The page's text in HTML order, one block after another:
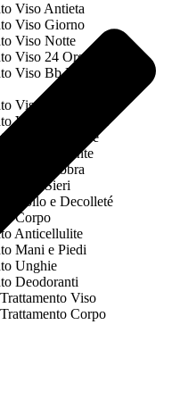
Viso Antieta
Viso Giorno
Viso Notte
Viso 24 Ore
Viso Bb E Cc
Viso Occhi
Viso Detergenza
Viso Maschere
Viso Idratante
Viso Labbra
Viso Sieri
Collo e Decolleté
Corpo
Anticellulite
Mani e Piedi
Unghie
Deodoranti
Viso
Corpo